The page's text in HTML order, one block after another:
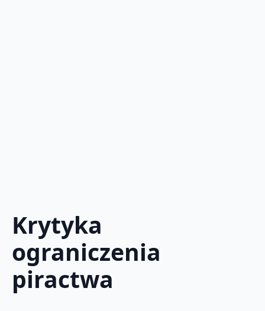
Krytyka
ograniczenia
piractwa